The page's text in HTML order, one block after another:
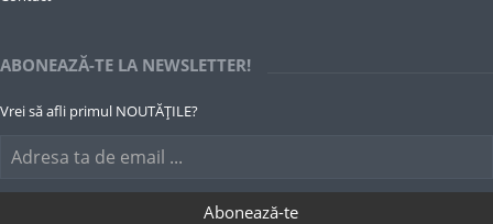
© Copyright – Evelin Textile 2026
Evelin Textile este marca inregistrata la OSIM sub
numarul 018772265.